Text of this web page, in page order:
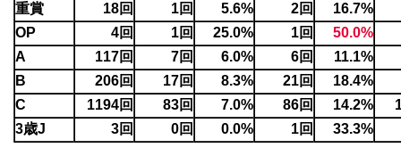
重賞
18回 1回 5.6% 2回
16.7%
OP
4回 1回 25.0% 1回
50.0%
A
117回 7回 6.0% 6回
11.1%
B
206回 17回 8.3% 21回
18.4%
C
1194回 83回 7.0% 86回 14.2%
3歳J
3回 0回 0.0% 1回 33.3%